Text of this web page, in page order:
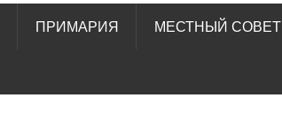
ПРИМАРИЯ МЕСТНЫЙ СОВЕТ